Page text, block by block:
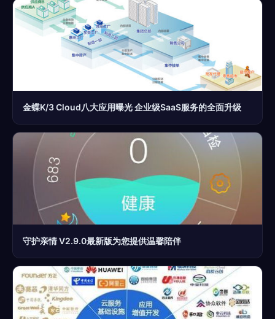
金蝶K/3 Cloud八大应用曝光 企业级SaaS服务的全面升级
守护亲情 V2.9.0最新版为您提供温馨陪伴